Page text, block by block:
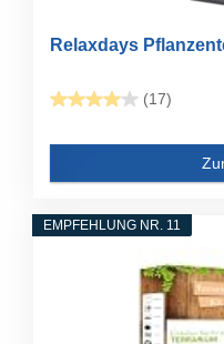
Relaxdays
(17)
EMPFEHLUNG NR. 11